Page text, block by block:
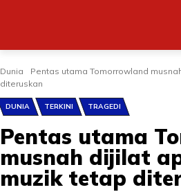
Dunia
Pentas utama Tomorrowland
diteruskan
DUNIA TERKINI TRAGEDI
Pentas utama
musnah dijilat
muzik tetap